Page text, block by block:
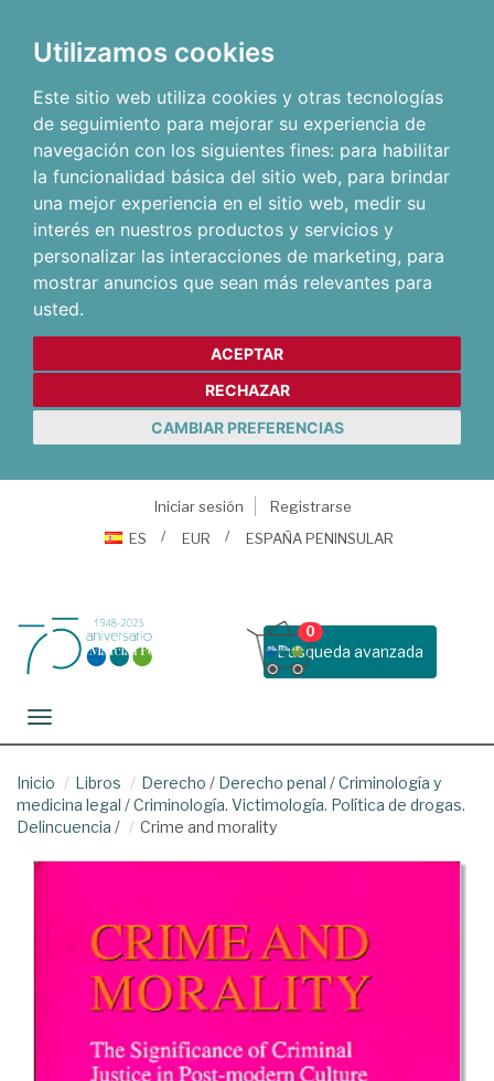
Utilizamos cookies
Este sitio web utiliza cookies y otras tecnologías
de seguimiento para mejorar su experiencia de
navegación con los siguientes fines: para habilitar
la funcionalidad básica del sitio web, para brindar
una mejor experiencia en el sitio web, medir su
interés en nuestros productos y servicios y
personalizar las interacciones de marketing, para
mostrar anuncios que sean más relevantes para
usted.
ACEPTAR
RECHAZAR
CAMBIAR PREFERENCIAS
Iniciar sesión
Registrarse
ES
EUR ESPAÑA PENINSULAR
Busqueda avanzada
0
Toggle navigation
Inicio Libros Derecho / Derecho penal /Criminología y
medicina legal /Criminología. Victimología. Política de drogas.
Delincuencia / Crime and morality